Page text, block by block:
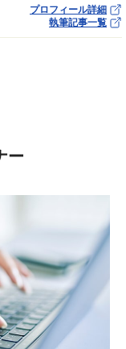
プロフィール詳細
執筆記事一覧
ー